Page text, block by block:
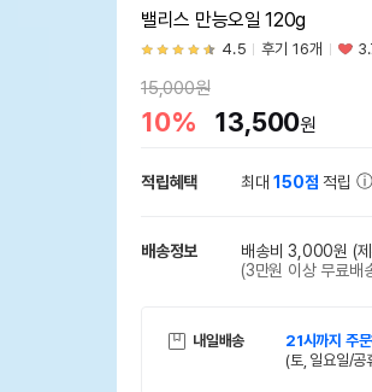
밸리스 만능오일 120g
4.5 후기 16개
15,000원
10% 13,500원
적립혜택 최대150점 적립
배송정보 배송비 3,000원 (
(3만원 이상 무료배
내일배송 21시까지 주
(토, 일요일/공